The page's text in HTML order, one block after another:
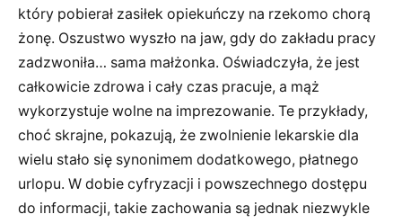
który pobierał zasiłek opiekuńczy na rzekomo chorą
żonę. Oszustwo wyszło na jaw, gdy do zakładu pracy
zadzwoniła… sama małżonka. Oświadczyła, że jest
całkowicie zdrowa i cały czas pracuje, a mąż
wykorzystuje wolne na imprezowanie. Te przykłady,
choć skrajne, pokazują, że zwolnienie lekarskie dla
wielu stało się synonimem dodatkowego, płatnego
urlopu. W dobie cyfryzacji i powszechnego dostępu
do informacji, takie zachowania są jednak niezwykle